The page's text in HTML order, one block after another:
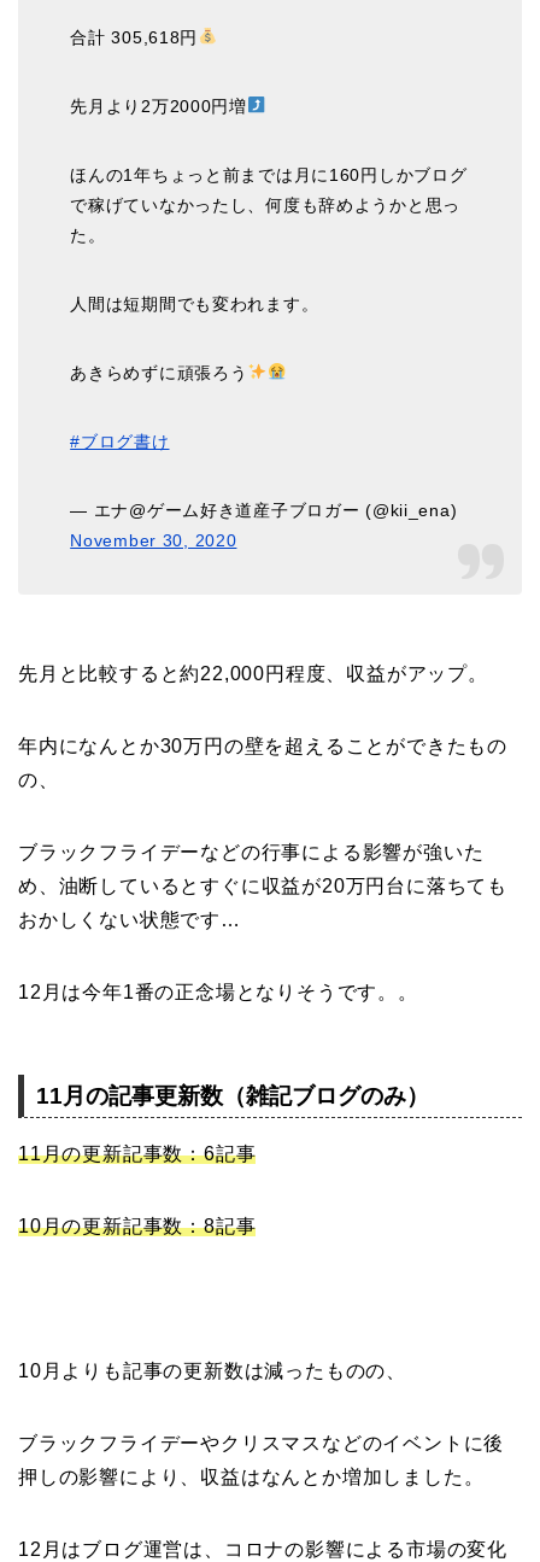
合計 305,618円
先月より2万2000円増
ほんの1年ちょっと前までは月に160円しかブログ
で稼げていなかったし、何度も辞めようかと思っ
た。
人間は短期間でも変われます。
あきらめずに頑張ろう
#ブログ書け
— エナ@ゲーム好き道産子ブロガー (@kii_ena)
November 30, 2020
先月と比較すると約22,000円程度、収益がアップ。
年内になんとか30万円の壁を超えることができたもの
の、
ブラックフライデーなどの行事による影響が強いた
め、油断しているとすぐに収益が20万円台に落ちても
おかしくない状態です…
12月は今年1番の正念場となりそうです。。
11月の記事更新数（雑記ブログのみ）
11月の更新記事数：6記事
10月の更新記事数：8記事
10月よりも記事の更新数は減ったものの、
ブラックフライデーやクリスマスなどのイベントに後
押しの影響により、収益はなんとか増加しました。
12月はブログ運営は、コロナの影響による市場の変化